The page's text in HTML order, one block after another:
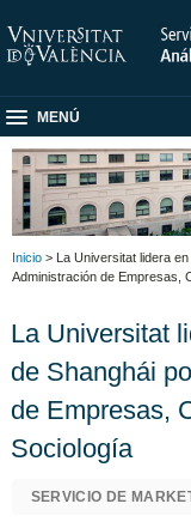
MENÚ
Inicio > La Universitat lidera
Administración de Empresas,
La Universitat
de Shanghái
de Empresas,
Sociología
SERVICIO DE